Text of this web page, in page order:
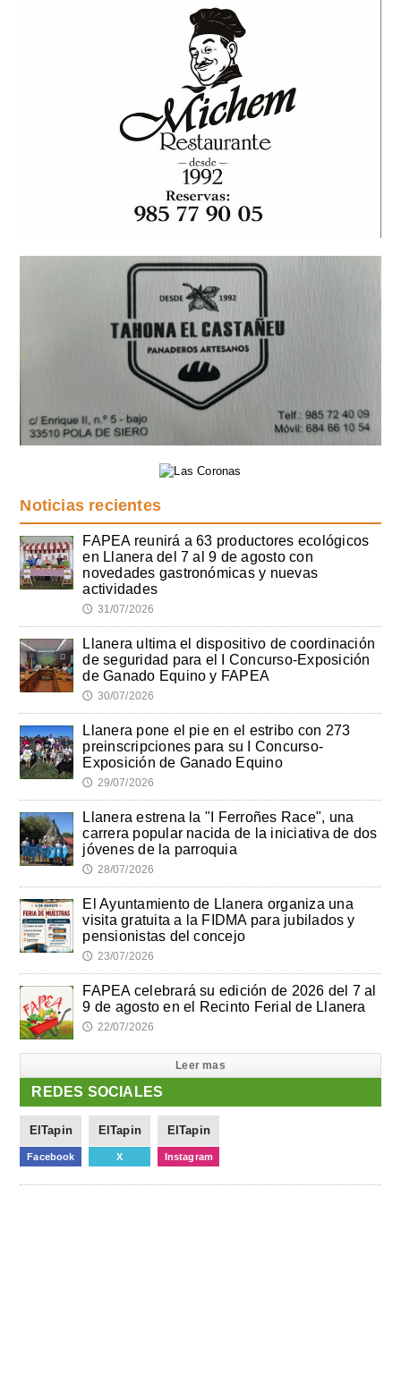
Noticias recientes
FAPEA reunirá a 63 productores ecológicos
en Llanera del 7 al 9 de agosto con
novedades gastronómicas y nuevas
actividades
🕔 31/07/2026
Llanera ultima el dispositivo de coordinación
de seguridad para el I Concurso-Exposición
de Ganado Equino y FAPEA
🕔 30/07/2026
Llanera pone el pie en el estribo con 273
preinscripciones para su I Concurso-
Exposición de Ganado Equino
🕔 29/07/2026
Llanera estrena la "I Ferroñes Race", una
carrera popular nacida de la iniciativa de dos
jóvenes de la parroquia
🕔 28/07/2026
El Ayuntamiento de Llanera organiza una
visita gratuita a la FIDMA para jubilados y
pensionistas del concejo
🕔 23/07/2026
FAPEA celebrará su edición de 2026 del 7 al
9 de agosto en el Recinto Ferial de Llanera
🕔 22/07/2026
Leer mas
REDES SOCIALES
ElTapin
Facebook
ElTapin
X
ElTapin
Instagram